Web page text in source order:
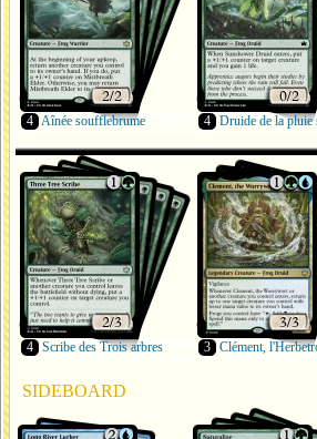
4 Aînée soufflebrume 4 Druide de la pluie
4 Scribe des Trois arbres 3 Clément,
SIDEBOARD